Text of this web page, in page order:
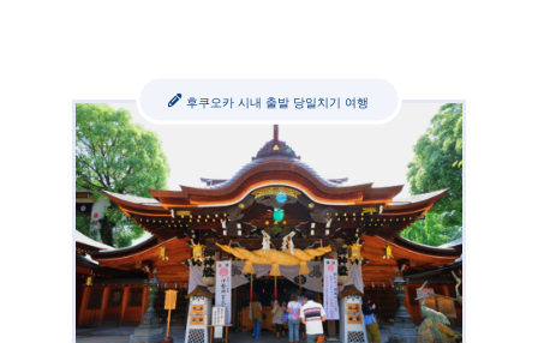
후쿠오카 시내 출발 당일치기 여행